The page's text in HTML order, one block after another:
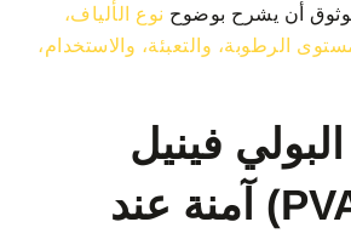
أن يشرح بوضوح نوع الألياف،
الرطوبة، والتعبئة، والاستخدام،
فينيل
الكحول (PVA) آمنة عند